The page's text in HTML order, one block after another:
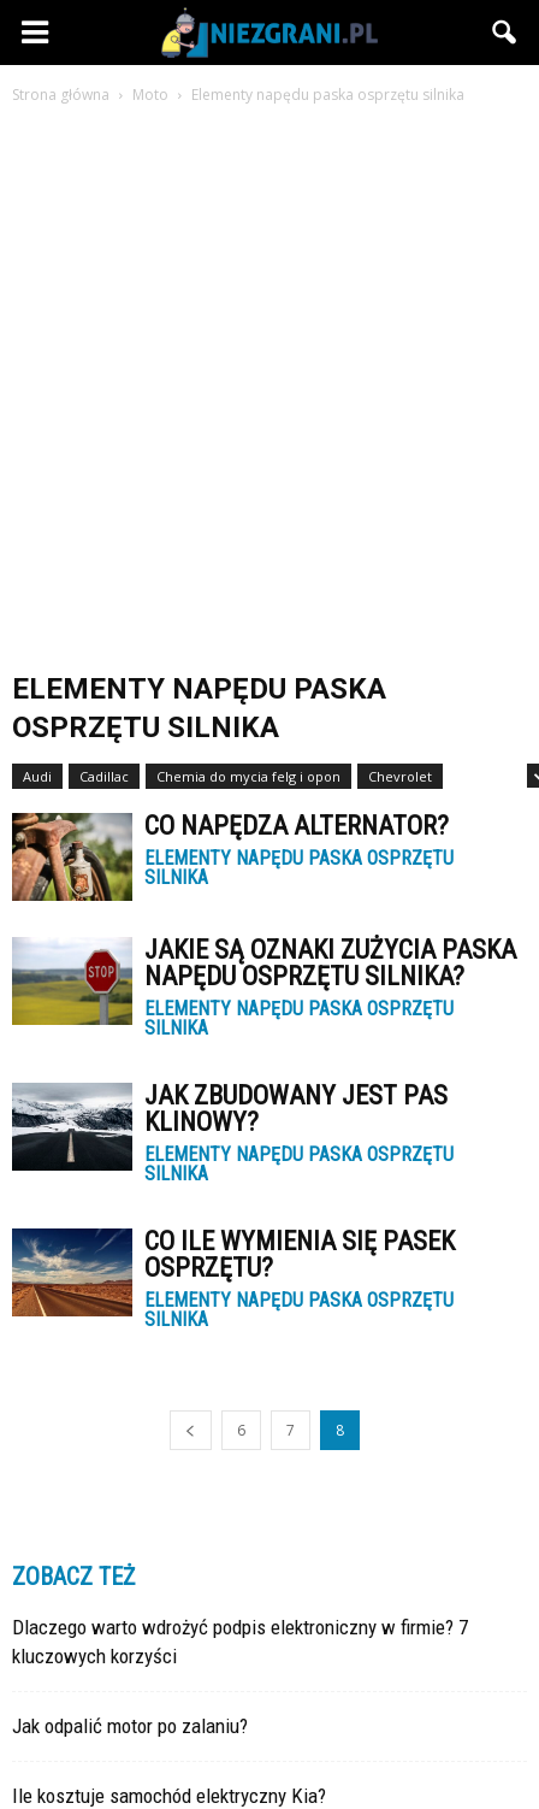
Niezgrani.pl
Strona główna Moto Elementy napędu paska osprzętu silnika
ELEMENTY NAPĘDU PASKA
OSPRZĘTU SILNIKA
Audi Cadillac Chemia do mycia felg i opon
Chevrolet
CO NAPĘDZA ALTERNATOR?
ELEMENTY NAPĘDU PASKA OSPRZĘTU
SILNIKA
JAKIE SĄ OZNAKI ZUŻYCIA PASKA
NAPĘDU OSPRZĘTU SILNIKA?
ELEMENTY NAPĘDU PASKA OSPRZĘTU
SILNIKA
JAK ZBUDOWANY JEST PAS
KLINOWY?
ELEMENTY NAPĘDU PASKA OSPRZĘTU
SILNIKA
CO ILE WYMIENIA SIĘ PASEK
OSPRZĘTU?
ELEMENTY NAPĘDU PASKA OSPRZĘTU
SILNIKA
6 7 8
ZOBACZ TEŻ
Dlaczego warto wdrożyć podpis elektroniczny w firmie? 7
kluczowych korzyści
Jak odpalić motor po zalaniu?
Ile kosztuje samochód elektryczny Kia?